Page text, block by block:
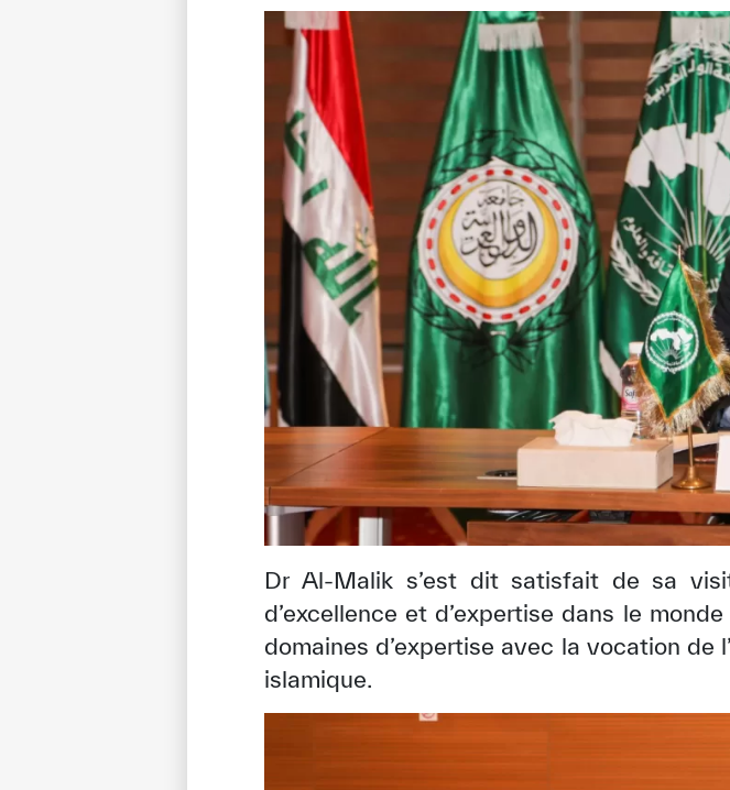
✪
✪ ✪
✪ ✪ ✪
✪ ✪ ✪ ✪
✪ ✪ ✪ ✪ ✪
Extremely Dissatisfied
Dr Al-Malik s’est dit satisfait de sa
d’excellence et d’expertise dans le
domaines d’expertise avec la vocation de
islamique.